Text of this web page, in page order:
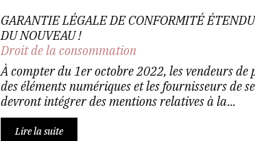
GARANTIE LÉGALE DE CONFORMITÉ
DU NOUVEAU !
Droit de la consommation
À compter du 1er octobre 2022, les vendeurs
des éléments numériques et les fournisseurs de
devront intégrer des mentions relatives à la...
Lire la suite